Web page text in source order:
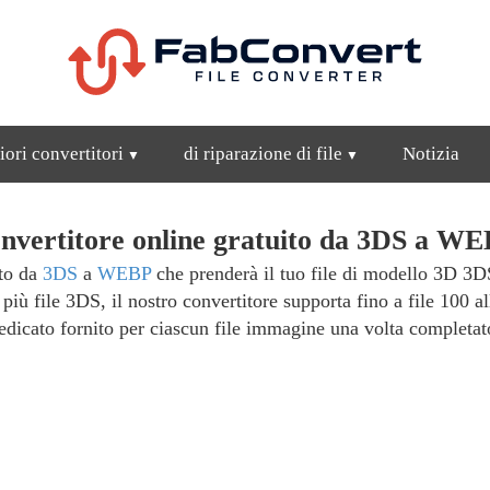
convertitori di riparazione di file Notizia
online gratuito da 3DS a
da 3DS a WEBPche prenderà il tuo file di modello 3D
file 3DS, il nostro convertitore supporta fino a file 100
fornito per ciascun file immagine una volta